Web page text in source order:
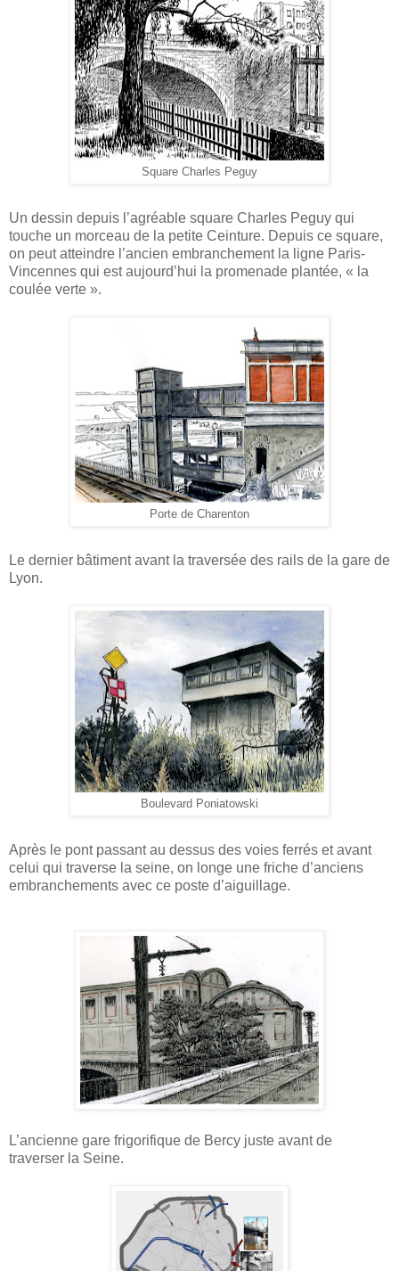
Square Charles Peguy
Un dessin depuis l’agréable square Charles Peguy qui
touche un morceau de la petite Ceinture. Depuis ce square,
on peut atteindre l’ancien embranchement la ligne Paris-
Vincennes qui est aujourd’hui la promenade plantée, « la
coulée verte ».
Porte de Charenton
Le dernier bâtiment avant la traversée des rails de la gare de
Lyon.
Boulevard Poniatowski
Après le pont passant au dessus des voies ferrés et avant
celui qui traverse la seine, on longe une friche d’anciens
embranchements avec ce poste d’aiguillage.
L’ancienne gare frigorifique de Bercy juste avant de
traverser la Seine.